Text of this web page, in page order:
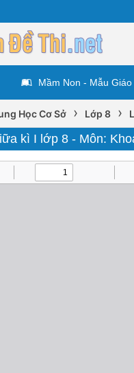
Mầm Non - Mẫu Giáo
Học Cơ Sở › Lớp 8 ›
kì I lớp 8 - Môn: